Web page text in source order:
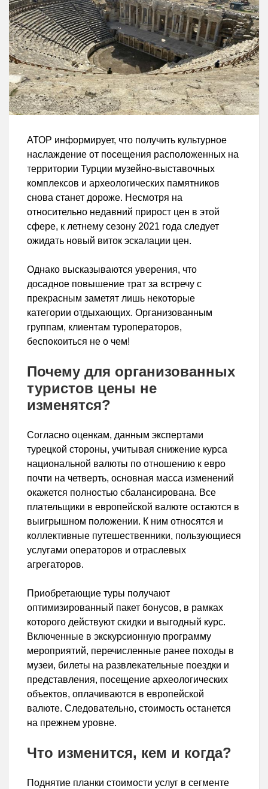
АТОР информирует, что получить культурное
наслаждение от посещения расположенных на
территории Турции музейно-выставочных
комплексов и археологических памятников
снова станет дороже. Несмотря на
относительно недавний прирост цен в этой
сфере, к летнему сезону 2021 года следует
ожидать новый виток эскалации цен.
Однако высказываются уверения, что
досадное повышение трат за встречу с
прекрасным заметят лишь некоторые
категории отдыхающих. Организованным
группам, клиентам туроператоров,
беспокоиться не о чем!
Почему для организованных
туристов цены не
изменятся?
Согласно оценкам, данным экспертами
турецкой стороны, учитывая снижение курса
национальной валюты по отношению к евро
почти на четверть, основная масса изменений
окажется полностью сбалансирована. Все
плательщики в европейской валюте остаются в
выигрышном положении. К ним относятся и
коллективные путешественники, пользующиеся
услугами операторов и отраслевых
агрегаторов.
Приобретающие туры получают
оптимизированный пакет бонусов, в рамках
которого действуют скидки и выгодный курс.
Включенные в экскурсионную программу
мероприятий, перечисленные ранее походы в
музеи, билеты на развлекательные поездки и
представления, посещение археологических
объектов, оплачиваются в европейской
валюте. Следовательно, стоимость останется
на прежнем уровне.
Что изменится, кем и когда?
Поднятие планки стоимости услуг в сегменте